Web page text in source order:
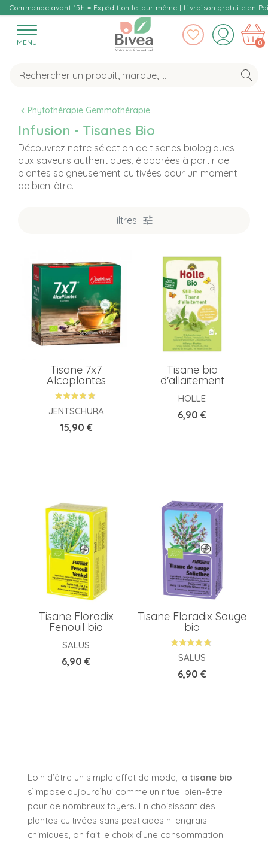
Commande avant 15h = Expédition le jour même | Livraison gratuite en
MENU 0
Phytothérapie Gemmothérapie
Infusion - Tisanes Bio
Découvrez notre sélection de tisanes biologiques
aux saveurs authentiques, élaborées à partir de
plantes soigneusement cultivées pour un moment
de bien-être.
Filtres
Tisane 7x7
Alcaplantes
JENTSCHURA
Prix
15,90 €
Tisane bio
d'allaitement
HOLLE
Prix
6,90 €
Tisane Floradix
Fenouil bio
SALUS
Prix
6,90 €
Tisane Floradix Sauge
bio
SALUS
Prix
6,90 €
Loin d’être un simple effet de mode, la tisane bio
s’impose aujourd’hui comme un rituel bien-être
pour de nombreux foyers. En choisissant des
plantes cultivées sans pesticides ni engrais
chimiques, on fait le choix d’une consommation